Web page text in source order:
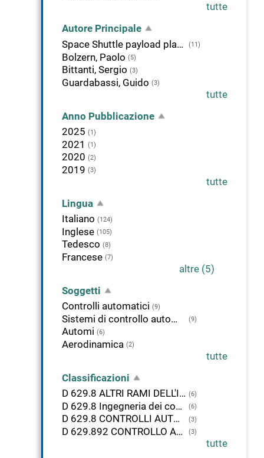
tutte
Autore Principale
Space Shuttle payload planning working groups
(11)
Bolzern, Paolo (5)
Bittanti, Sergio (3)
Guardabassi, Guido (3)
tutte
Anno Pubblicazione
2025 (1)
2021 (1)
2020 (2)
2019 (3)
tutte
Lingua
Italiano (124)
Inglese (105)
Tedesco (8)
Francese (7)
altre (5)
Soggetti
Controlli automatici (9)
Sistemi di controllo automatici (9)
Automi (6)
Aerodinamica (2)
tutte
Classificazioni
D 629.8 ALTRI RAMI DELL'INGEGNERIA. TECNICHE DI CONTROLLO AUTOMATICO (6)
D 629.8 Ingegneria dei controlli automatici (6)
D 629.8 CONTROLLI AUTOMATICI (3)
D 629.892 CONTROLLO AUTOMATICO MEDIANTE ELABORATORE. ROBOT (3)
tutte